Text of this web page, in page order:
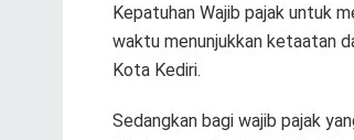
Kepatuhan Wajib pajak untuk
waktu menunjukkan ketaatan
Kota Kediri.
Sedangkan bagi wajib pajak